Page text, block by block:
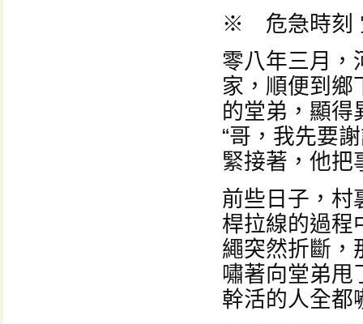
※ 危急時刻
零八年三月，
家，順便到鄉
的堂弟，顯得
“哥，我先要
緊接著，他把
前些日子，村
桿拉線的過程
繩突然折斷，
嘯著向堂弟甩
幹活的人全都